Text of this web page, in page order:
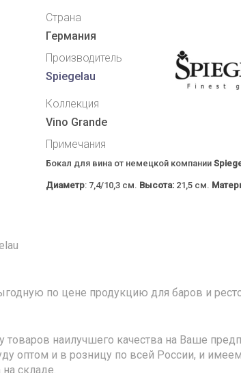
Страна
Германия
Производитель
Spiegelau
Коллекция
Vino Grande
Примечания
Бокал для вина от немецкой компании
Диаметр: 7,4/10,3 см. Высота: 21,5 см.
по цене продукцию для баров и
наилучшего качества на Ваше
оптом и в розницу по всей России, и
складе.